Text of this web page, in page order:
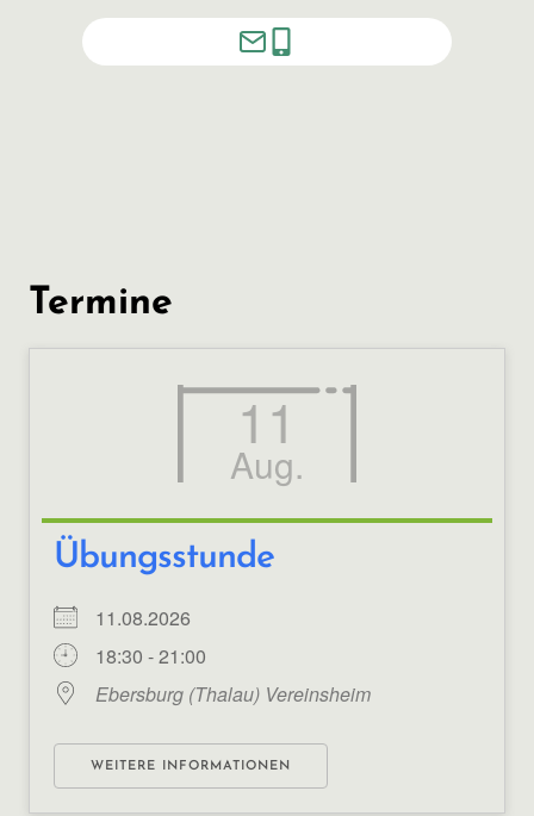
Termine
11
Aug.
Übungsstunde
11.08.2026
18:30 - 21:00
Ebersburg (Thalau) Vereinsheim
WEITERE INFORMATIONEN